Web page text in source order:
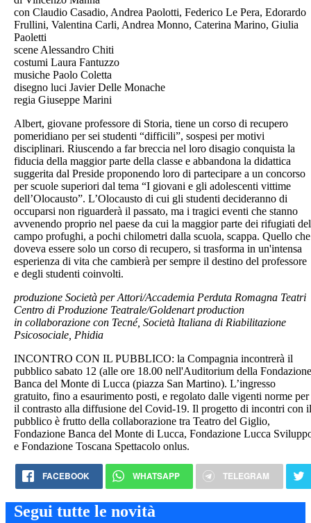
con Claudio Casadio, Andrea Paolotti, Federico Le Pera, Edorardo
Frullini, Valentina Carli, Andrea Monno, Caterina Marino, Giulia
Paoletti
scene Alessandro Chiti
costumi Laura Fantuzzo
musiche Paolo Coletta
disegno luci Javier Delle Monache
regia Giuseppe Marini
Albert, giovane professore di Storia, tiene un corso di recupero
pomeridiano per sei studenti “difficili”, sospesi per motivi
disciplinari. Riuscendo a far breccia nel loro disagio conquista la
fiducia della maggior parte della classe e abbandona la didattica
suggerita dal Preside proponendo loro di partecipare a un concorso
per scuole superiori dal tema “I giovani e gli adolescenti vittime
dell’Olocausto”. L’Olocausto di cui gli studenti decideranno di
occuparsi non riguarderà il passato, ma i tragici eventi che stanno
avvenendo proprio nel paese da cui la maggior parte dei rifugiati del
campo profughi, a pochi chilometri dalla scuola, scappa. Quello che
doveva essere solo un corso di recupero, si trasforma in un'intensa
esperienza di vita che cambierà per sempre il destino del professore
e degli studenti coinvolti.
produzione Società per Attori/Accademia Perduta Romagna Teatri
Centro di Produzione Teatrale/Goldenart production
in collaborazione con Tecné, Società Italiana di Riabilitazione
Psicosociale, Phidia
INCONTRO CON IL PUBBLICO: la Compagnia incontrerà il
pubblico sabato 12 (alle ore 18.00 nell'Auditorium della Fondazione
Banca del Monte di Lucca (piazza San Martino). L’ingresso
gratuito, fino a esaurimento posti, e regolato dalle vigenti norme per
il contrasto alla diffusione del Covid-19. Il progetto di incontri con il
pubblico è frutto della collaborazione tra Teatro del Giglio,
Fondazione Banca del Monte di Lucca, Fondazione Lucca
e Fondazione Toscana Spettacolo onlus.
FACEBOOK WHATSAPP TELEGRAM
Segui tutte le novità